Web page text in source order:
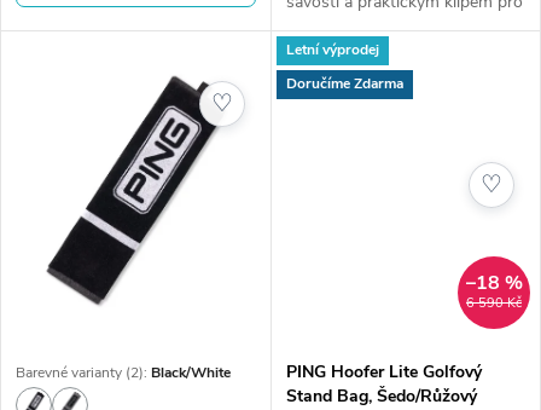
hole. Klidná hlava. Lepší
kontakt.🛍️...
uchycení na bag. Ideální
doplněk pro udržení holí i míčků
v perfektním stavu během hry.
Barevné varianty (2): Black/White
♡
Letní výprodej
Doručíme Zdarma
6 590 Kč
–18 %
PING Hoofer Lite Golfový
Stand Bag, Šedo/Růžový
♡